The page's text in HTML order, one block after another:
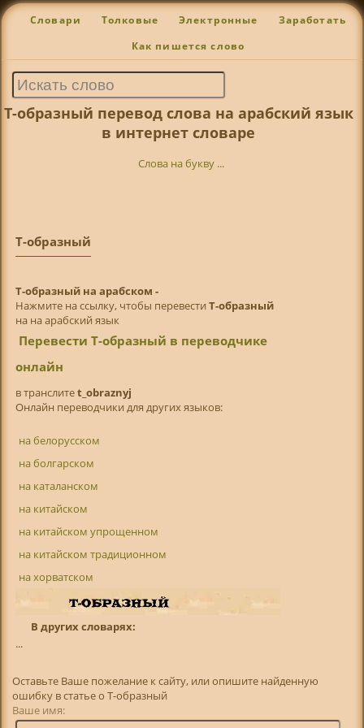
Словари Толковые Электронные Заработать
Как пишется слово
Т-образный перевод слова на арабский язык
в интернет словаре
Слова на букву ...
Т-образный
Т-образный на арабском -
Нажмите на ссылку, чтобы перевести Т-образный
на на арабский язык
Перевести Т-образный в переводчике
онлайн
в транслитet_obraznyj
Онлайн переводчики для других языков:
на белорусском
на болгарском
на каталанском
на китайском
на китайском упрощенном
на китайском традиционном
на хорватском
В других словарях:
...
Оставьте Ваше пожелание к сайту, или опишите найденную
ошибку в статье о Т-образный
Ваше имя: